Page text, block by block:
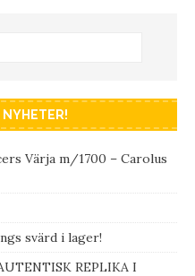
Värja m/1700 – Carolus
svärd i lager!
REPLIKA I